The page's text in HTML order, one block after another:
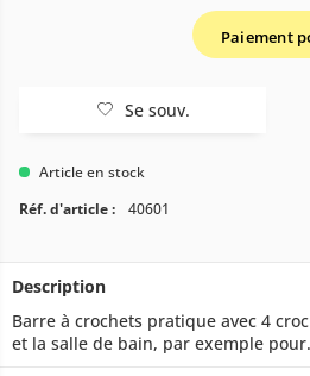
Paiement
Se souv.
Article en stock
Réf. d'article :
40601
Description
Barre à crochets pratique avec 4
et la salle de bain, par exemple